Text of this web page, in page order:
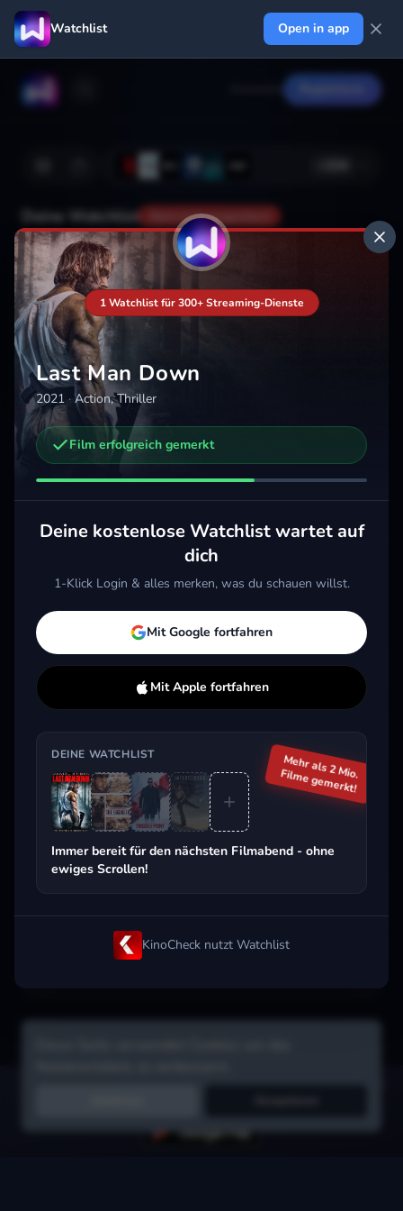
Watchlist Open in app
Deine Watchlist Noch nicht gespeichert
Hinzufügen
Weitere Trailer, die dich interessieren könnten
Trigger Point
Merken
Mehr
Interceptor
Merken
Mehr
Aktuell im Trend
Beliebt beim Streaming
Filme in Sekunden merken, Tipps von
1 Watchlist für 300+ Streaming-Dienste
Last Man Down
2021 · Action, Thriller
Film erfolgreich gemerkt
Deine kostenlose Watchlist wartet auf
dich
1-Klick Login & alles merken, was du schauen willst.
Mit Google fortfahren
Mit Apple fortfahren
DEINE WATCHLIST
Immer bereit für den nächsten Filmabend - ohne
ewiges Scrollen!
Mehr als 2 Mio.
Filme gemerkt!
KinoCheck nutzt Watchlist